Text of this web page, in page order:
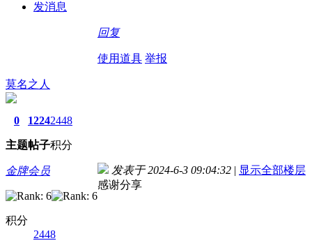
发消息
回复
使用道具 举报
莫名之人
0
主题
1224
帖子
2448
积分
金牌会员
积分
2448
发表于 2024-6-3 09:04:32 | 显示全部楼层
感谢分享